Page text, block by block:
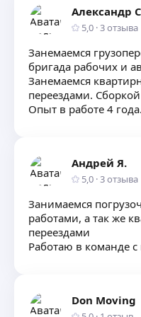
Александр
5,0 ·3отзыва
Занемаемся
бригада рабочих и
Занемаемся
переездами.
Опыт в работе 4
Андрей Я.
5,0 ·3отзыва
Занимаемся
работами, а так же
переездами
Работаю в команде
Don Moving